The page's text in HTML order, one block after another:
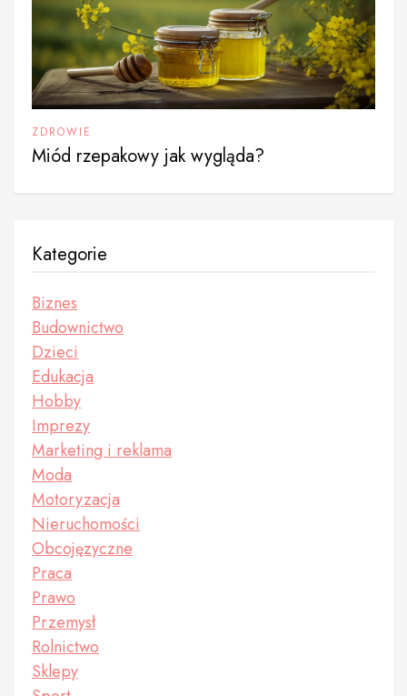
ZDROWIE
Miód rzepakowy jak wygląda?
Kategorie
Biznes
Budownictwo
Dzieci
Edukacja
Hobby
Imprezy
Marketing i reklama
Moda
Motoryzacja
Nieruchomości
Obcojęzyczne
Praca
Prawo
Przemysł
Rolnictwo
Sklepy